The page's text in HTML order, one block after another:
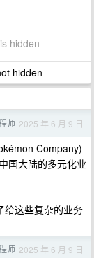
hidden
hidden
师 2025 年 6 月 9 日
Company)
国大陆的多元化业
给这些复杂的业务
师 2025 年 6 月 9 日